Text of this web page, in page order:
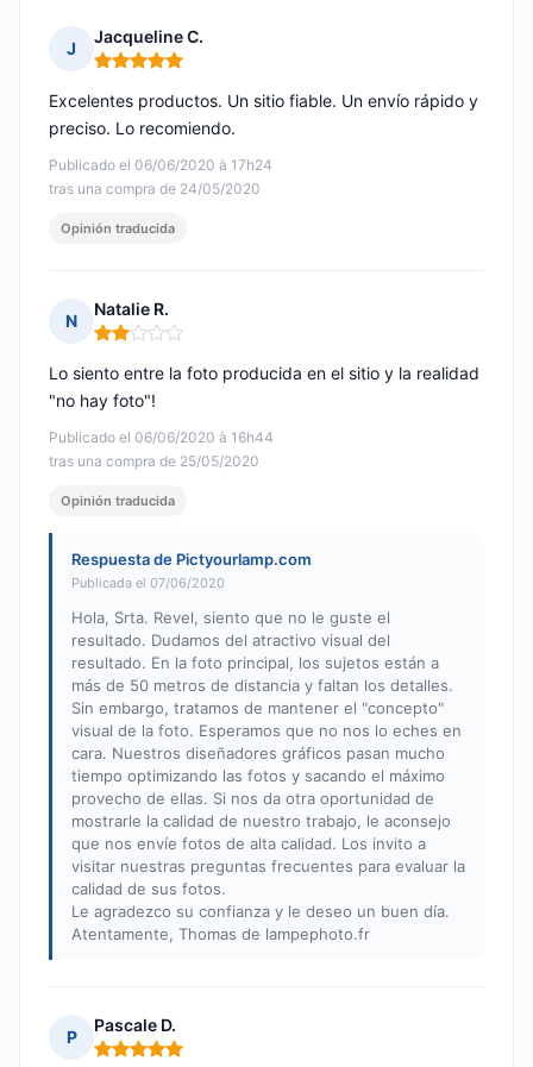
J
Jacqueline C.
Nota: 5 de 5
Publicado el 06/06/2020 à 17h24
tras una compra de 24/05/2020
Excelentes productos. Un sitio fiable. Un envío rápido y
preciso. Lo recomiendo.
Opinión traducida
N
Natalie R.
Nota: 2 de 5
Publicado el 06/06/2020 à 16h44
tras una compra de 25/05/2020
Lo siento entre la foto producida en el sitio y la realidad
"no hay foto"!
Opinión traducida
Respuesta de Pictyourlamp.com
Publicada el 07/06/2020
Hola, Srta. Revel, siento que no le guste el
resultado. Dudamos del atractivo visual del
resultado. En la foto principal, los sujetos están a
más de 50 metros de distancia y faltan los detalles.
Sin embargo, tratamos de mantener el "concepto"
visual de la foto. Esperamos que no nos lo eches en
cara. Nuestros diseñadores gráficos pasan mucho
tiempo optimizando las fotos y sacando el máximo
provecho de ellas. Si nos da otra oportunidad de
mostrarle la calidad de nuestro trabajo, le aconsejo
que nos envíe fotos de alta calidad. Los invito a
visitar nuestras preguntas frecuentes para evaluar la
calidad de sus fotos.
Le agradezco su confianza y le deseo un buen día.
Atentamente, Thomas de lampephoto.fr
P
Pascale D.
Nota: 5 de 5